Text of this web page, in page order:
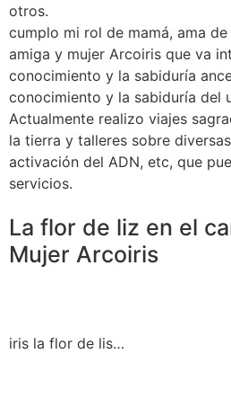
otros.
cumplo mi rol de mamá, ama de
amiga y mujer Arcoiris que va
conocimiento y la sabiduría
conocimiento y la sabiduría del
Actualmente realizo viajes
la tierra y talleres sobre
activación del ADN, etc, que
servicios.
La flor de liz en el
Mujer Arcoiris
iris la flor de lis…